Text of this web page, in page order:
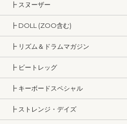
┣ スヌーザー
┣ DOLL (ZOO含む)
┣ リズム＆ドラムマガジン
┣ ビートレッグ
┣ キーボードスペシャル
┣ ストレンジ・デイズ